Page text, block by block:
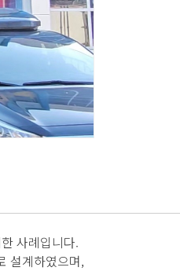
사례입니다.
설계하였으며,